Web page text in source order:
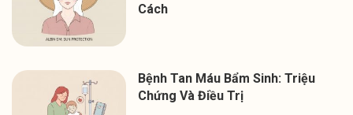
Cách
Bệnh Tan Máu Bẩm Sinh: Triệu
Chứng Và Điều Trị